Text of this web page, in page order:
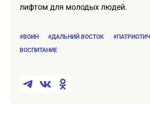
лифтом для молодых людей.
#ВОИН #ДАЛЬНИЙ ВОСТОК
ВОСПИТАНИЕ